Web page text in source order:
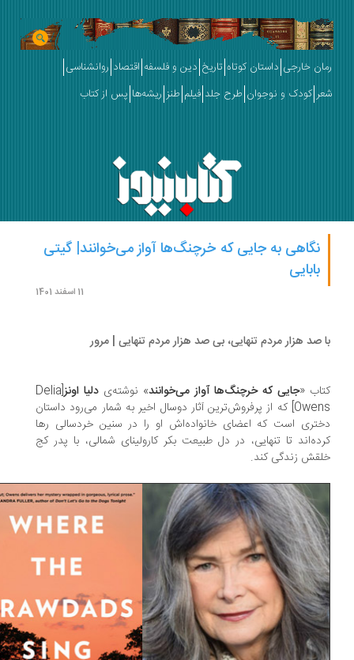
خارجی داستان کوتاه تاریخ دین و فلسفه اقتصاد روانشناسی
کودک و نوجوان طرح جلد فیلم طنز ریشه‌ها پس از کتاب
نگاهی به جایی که خرچنگ‌ها آواز می‌خوانند| گیتی
صد هزار مردم تنهایی، بی صد هزار مردم تنهایی | مرور
جایی که خرچنگ‌ها آواز می‌خوانند» نوشته‌یدلیا اونز[Delia
Owens] که از پرفروش‌ترین آثار دوسال اخیر به شمار می‌رود داستان
است که اعضای خانواده‌اش او را در سنین خردسالی رها
تا تنهایی، در دل طبیعت بکر کارولینای شمالی، با پدر کج
زندگی کند.